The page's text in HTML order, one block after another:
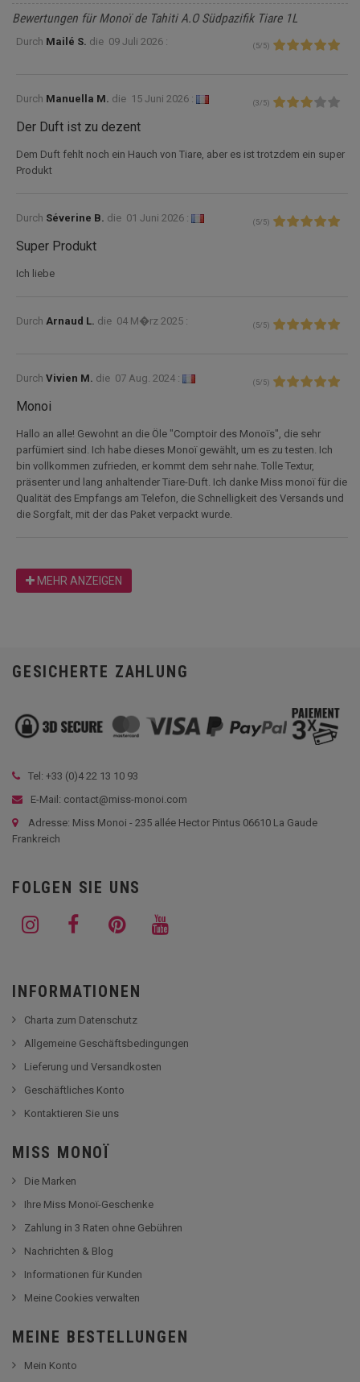
Bewertungen für Monoï de Tahiti A.O Südpazifik Tiare 1L
Durch Mailé S. die 09 Juli 2026 : ( 5/ 5)
Durch Manuella M. die 15 Juni 2026 : (3 / 5)
Der Duft ist zu dezent
Dem Duft fehlt noch ein Hauch von Tiare, aber es ist trotzdem ein super
Produkt
Durch Séverine B. die 01 Juni 2026 : ( 5/ 5)
Super Produkt
Ich liebe
Durch Arnaud L. die 04 M�rz 2025 : ( 5/ 5)
Durch Vivien M. die 07 Aug. 2024 : ( 5/ 5)
Monoi
Hallo an alle! Gewohnt an die Öle "Comptoir des Monoïs", die sehr
parfümiert sind. Ich habe dieses Monoï gewählt, um es zu testen. Ich
bin vollkommen zufrieden, er kommt dem sehr nahe. Tolle Textur,
präsenter und lang anhaltender Tiare-Duft. Ich danke Miss monoï für die
Qualität des Empfangs am Telefon, die Schnelligkeit des Versands und
die Sorgfalt, mit der das Paket verpackt wurde.
MEHR ANZEIGEN
GESICHERTE ZAHLUNG
Tel: +33 (0)4 22 13 10 93
E-Mail: contact@miss-monoi.com
Adresse: Miss Monoi - 235 allée Hector Pintus 06610 La Gaude
Frankreich
FOLGEN SIE UNS
INFORMATIONEN
Charta zum Datenschutz
Allgemeine Geschäftsbedingungen
Lieferung und Versandkosten
Geschäftliches Konto
Kontaktieren Sie uns
MISS MONOÏ
Die Marken
Ihre Miss Monoï-Geschenke
Zahlung in 3 Raten ohne Gebühren
Nachrichten & Blog
Informationen für Kunden
Meine Cookies verwalten
MEINE BESTELLUNGEN
Mein Konto